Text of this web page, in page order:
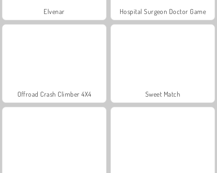
Elvenar Hospital Surgeon Doctor Game
Offroad Crash Climber 4X4 Sweet Match